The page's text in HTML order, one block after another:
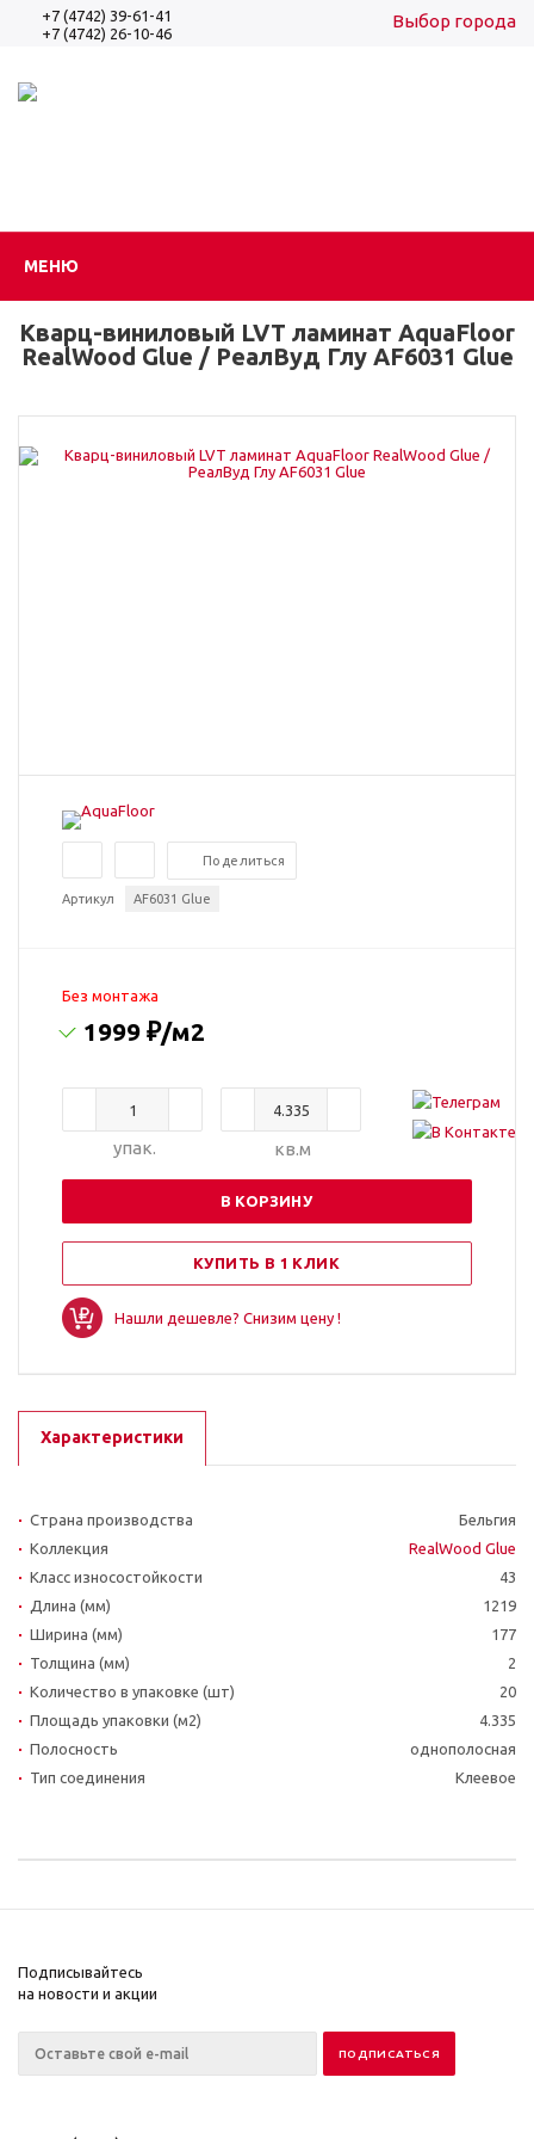
+7 (4742) 39-61-41
+7 (4742) 26-10-46
Выбор города
МЕНЮ
Кварц-виниловый LVT ламинат AquaFloor
RealWood Glue / РеалВуд Глу AF6031 Glue
Поделиться
Артикул AF6031 Glue
Без монтажа
1999 ₽/м2
упак. кв.м
В КОРЗИНУ
КУПИТЬ В 1 КЛИК
Нашли дешевле? Снизим цену !
Характеристики
Страна производства
Бельгия
Коллекция
RealWood Glue
Класс износостойкости
43
Длина (мм)
1219
Ширина (мм)
177
Толщина (мм)
2
Количество в упаковке (шт)
20
Площадь упаковки (м2)
4.335
Полосность
однополосная
Тип соединения
Клеевое
Подписывайтесь
на новости и акции